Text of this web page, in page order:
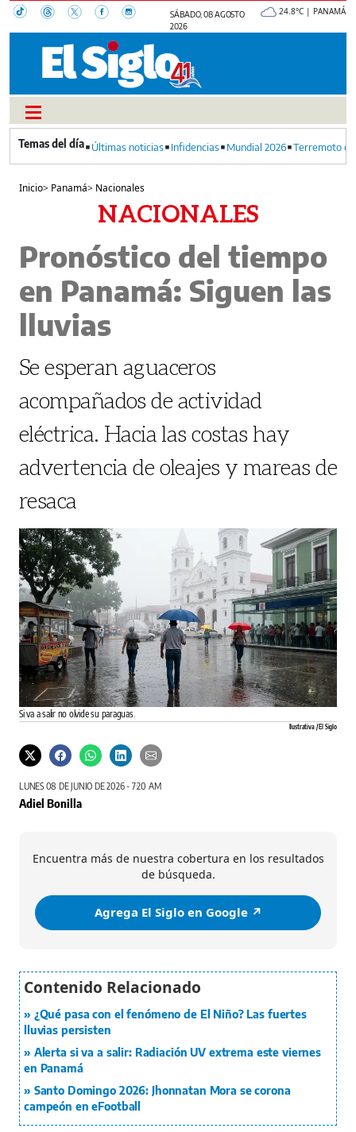
SÁBADO, 08 AGOSTO
2026
24.8°C | PANAMÁ
Últimas noticias Infidencias Mundial 2026 Terremoto
Inicio> Panamá> Nacionales
NACIONALES
Pronóstico del tiempo
en Panamá: Siguen las
lluvias
Se esperan aguaceros
acompañados de actividad
eléctrica. Hacia las costas hay
advertencia de oleajes y mareas de
resaca
Si va a salir no olvide su paraguas.
Ilustrativa / El Siglo
LUNES 08 DE JUNIO DE 2026 - 7:20 AM
Adiel Bonilla
Encuentra más de nuestra cobertura en los resultados
de búsqueda.
Agrega El Siglo en Google ↗️
¿Qué pasa con el fenómeno de El Niño? Las fuertes
lluvias persisten
Alerta si va a salir: Radiación UV extrema este viernes
en Panamá
Santo Domingo 2026: Jhonnatan Mora se corona
campeón en eFootball